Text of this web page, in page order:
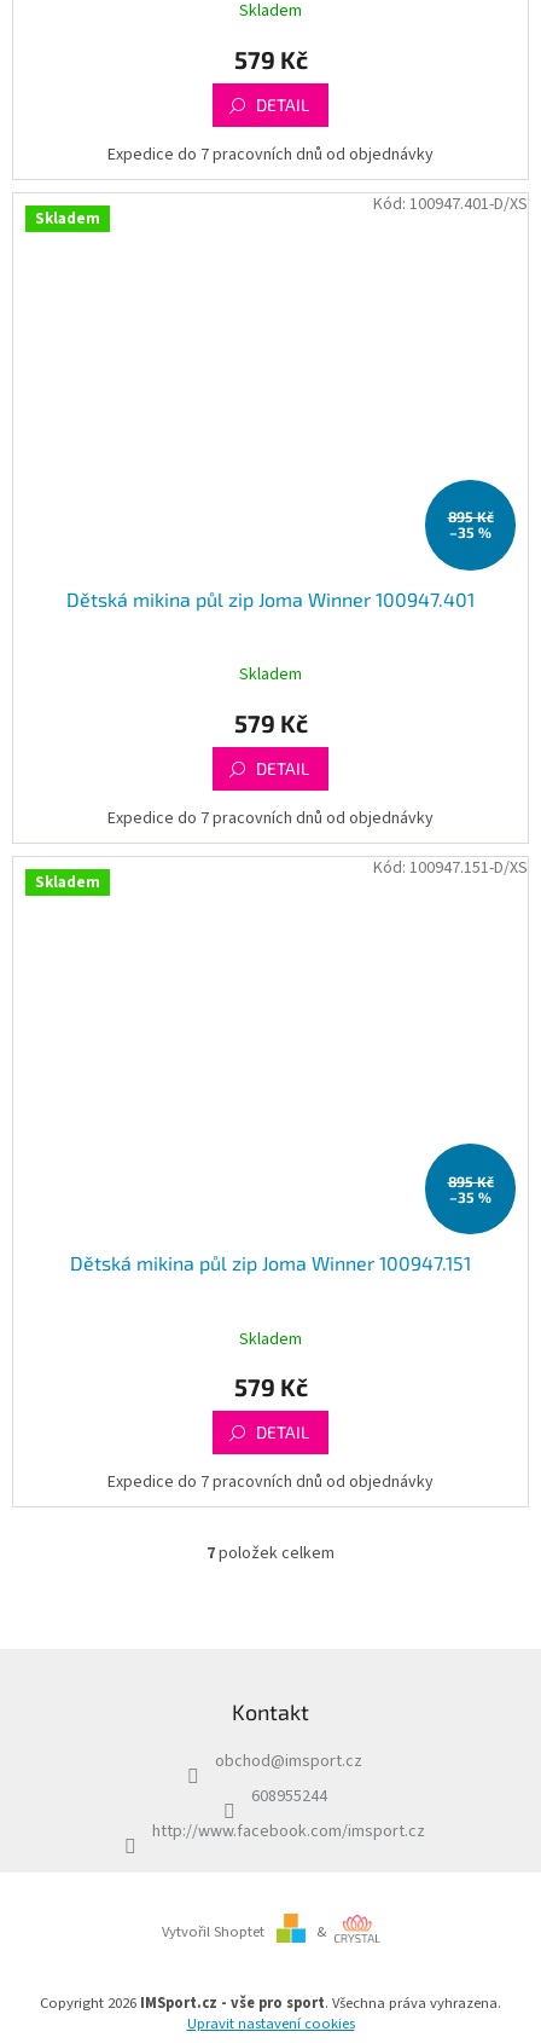
Skladem
579 Kč
DETAIL
Expedice do 7 pracovních dnů od objednávky
Skladem
895 Kč
–35 %
Dětská mikina půl zip Joma Winner 100947.401
Skladem
579 Kč
DETAIL
Expedice do 7 pracovních dnů od objednávky
Kód: 100947.401-D/XS
Skladem
895 Kč
–35 %
Dětská mikina půl zip Joma Winner 100947.151
Skladem
579 Kč
DETAIL
Expedice do 7 pracovních dnů od objednávky
Kód: 100947.151-D/XS
O
c
í
r
v
y
7položek celkem
Kontakt
obchod@imsport.cz
608955244
http://www.facebook.com/imsport.cz
Vytvořil Shoptet &
Copyright 2026 IMSport.cz - vše pro sport. Všechna práva vyhrazena.
Upravit nastavení cookies